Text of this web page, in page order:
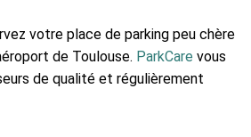
votre place de parking peu chère
de Toulouse. ParkCare vous
de qualité et régulièrement